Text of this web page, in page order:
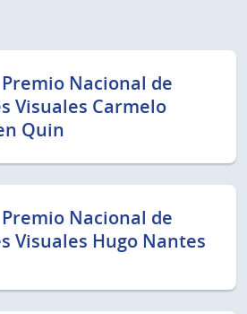
Premio Nacional de
Visuales Carmelo
Quin
Premio Nacional de
Visuales Hugo Nantes